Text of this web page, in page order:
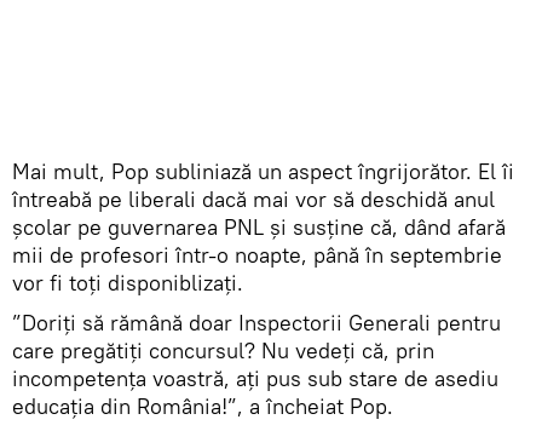
Mai mult, Pop subliniază un aspect îngrijorător. El îi
întreabă pe liberali dacă mai vor să deschidă anul
școlar pe guvernarea PNL și susține că, dând afară
mii de profesori într-o noapte, până în septembrie
vor fi toți disponiblizați.
”Doriți să rămână doar Inspectorii Generali pentru
care pregătiți concursul? Nu vedeți că, prin
incompetența voastră, ați pus sub stare de asediu
educația din România!”, a încheiat Pop.